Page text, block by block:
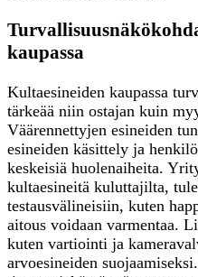
kaupassa
Kultaesineiden kaupassa
tärkeää niin ostajan kuin
Väärennettyjen esineiden
esineiden käsittely ja
keskeisiä huolenaiheita.
kultaesineitä kuluttajilta,
testausvälineisiin, kuten
aitous voidaan varmentaa.
kuten vartiointi ja
arvoesineiden